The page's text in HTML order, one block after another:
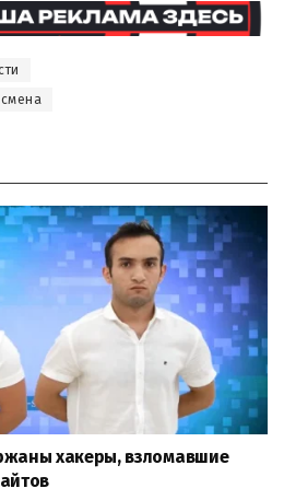
хакеры, взломавшие